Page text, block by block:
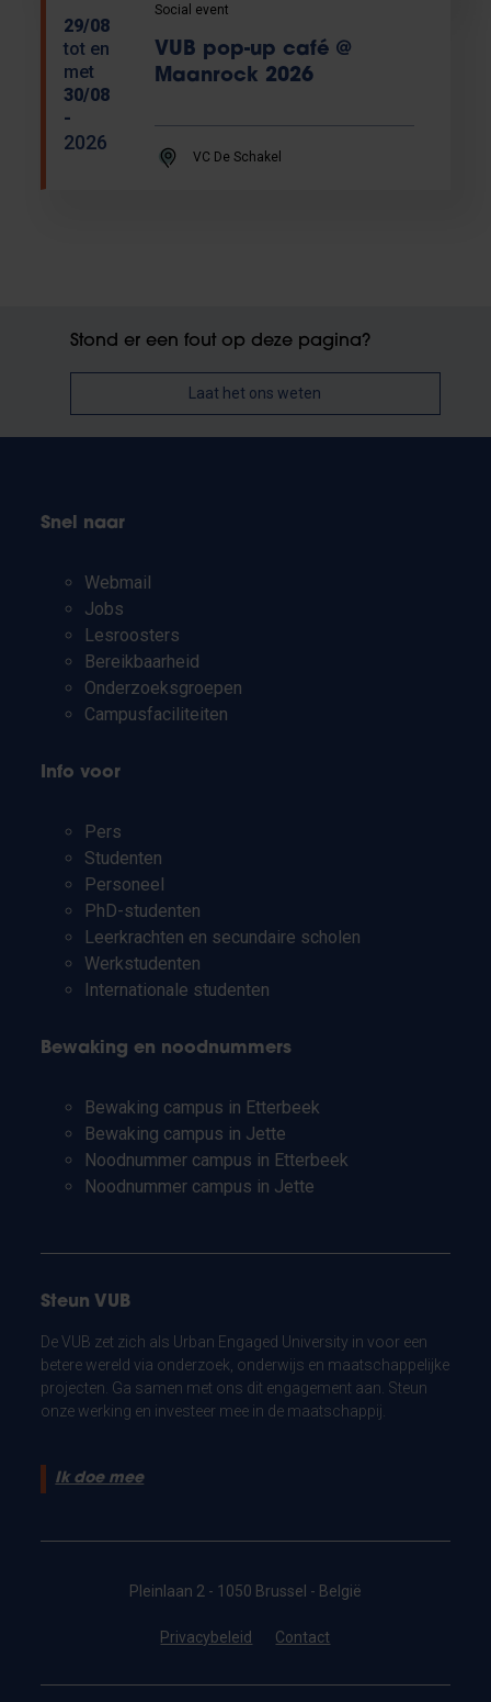
29/08
tot en
met
30/08
-
2026
Social event
VUB pop-up café @
Maanrock 2026
VC De Schakel
Stond er een fout op deze pagina?
Laat het ons weten
Snel naar
Webmail
Jobs
Lesroosters
Bereikbaarheid
Onderzoeksgroepen
Campusfaciliteiten
Info voor
Pers
Studenten
Personeel
PhD-studenten
Leerkrachten en secundaire scholen
Werkstudenten
Internationale studenten
Bewaking en noodnummers
Bewaking campus in Etterbeek
Bewaking campus in Jette
Noodnummer campus in Etterbeek
Noodnummer campus in Jette
Steun VUB
De VUB zet zich als Urban Engaged University in voor een
betere wereld via onderzoek, onderwijs en maatschappelijke
projecten. Ga samen met ons dit engagement aan. Steun
onze werking en investeer mee in de maatschappij.
Ik doe mee
Pleinlaan 2 - 1050 Brussel - België
Privacybeleid Contact